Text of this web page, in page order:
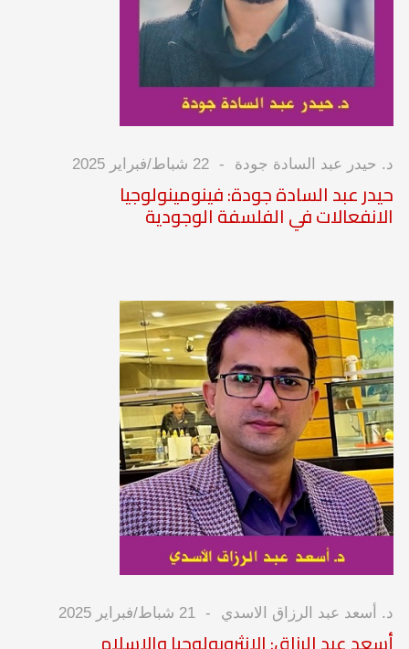
د. حيدر عبد السادة جودة 22 شباط/فبراير 2025
حيدر عبد السادة جودة: فينومينولوجيا
الانفعالات في الفلسفة الوجودية
د. أسعد عبد الرزاق الاسدي 21 شباط/فبراير 2025